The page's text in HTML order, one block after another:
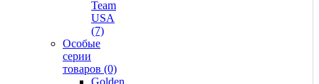
Team
USA
(7)
Особые
серии
товаров (0)
Golden